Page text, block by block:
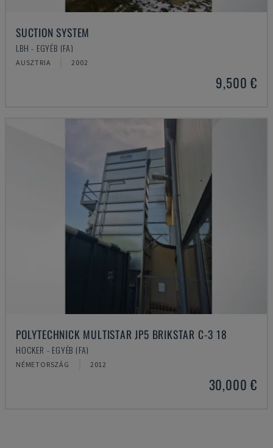
SUCTION SYSTEM
LBH - EGYÉB (FA)
AUSZTRIA 2002
9,500 €
POLYTECHNICK MULTISTAR JP5 BRIKSTAR C-3 18
HOCKER - EGYÉB (FA)
NÉMETORSZÁG 2012
30,000 €